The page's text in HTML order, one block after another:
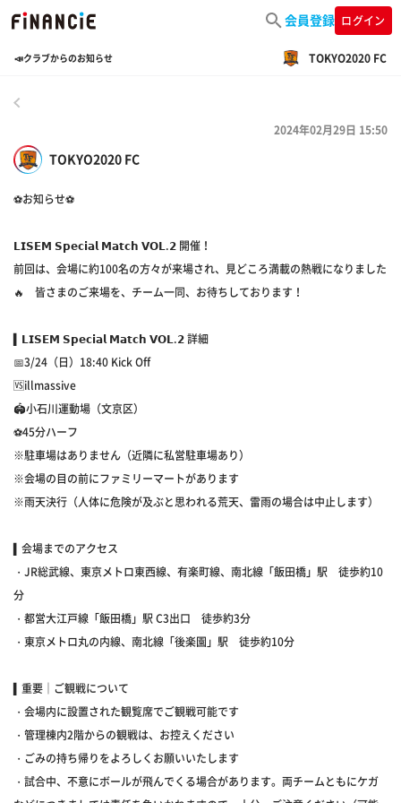
会員登録 ログイン
📣クラブからのお知らせ TOKYO2020 FC
TOKYO2020 FC
2024年02月29日 15:50
⚽️お知らせ⚽️
𝗟𝗜𝗦𝗘𝗠 𝗦𝗽𝗲𝗰𝗶𝗮𝗹 𝗠𝗮𝘁𝗰𝗵 𝗩𝗢𝗟.𝟮 開催！
前回は、会場に約100名の方々が来場され、見どころ満載の熱戦になりました
🔥 皆さまのご来場を、チーム一同、お待ちしております！⁡
▍𝗟𝗜𝗦𝗘𝗠 𝗦𝗽𝗲𝗰𝗶𝗮𝗹 𝗠𝗮𝘁𝗰𝗵 𝗩𝗢𝗟.𝟮 詳細⁡⁡
📅3/24（日）18:40 Kick Off⁡⁡
🆚illmassive
🏟小石川運動場（文京区）⁡⁡
⚽45分ハーフ⁡
※駐車場はありません（近隣に私営駐車場あり）⁡⁡
※会場の目の前にファミリーマートがあります⁡⁡
※雨天決行（人体に危険が及ぶと思われる荒天、雷雨の場合は中止します）⁡
▍会場までのアクセス⁡⁡
・JR総武線、東京メトロ東西線、有楽町線、南北線「飯田橋」駅 徒歩約10
分⁡⁡
・都営大江戸線「飯田橋」駅 C3出口 徒歩約3分⁡⁡
・東京メトロ丸の内線、南北線「後楽園」駅 徒歩約10分⁡⁡
▍重要｜ご観戦について⁡⁡
・会場内に設置された観覧席でご観戦可能です⁡
・管理棟内2階からの観戦は、お控えください⁡⁡
・ごみの持ち帰りをよろしくお願いいたします⁡⁡
・試合中、不意にボールが飛んでくる場合があります。両チームともにケガ